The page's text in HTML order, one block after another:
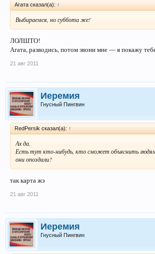
Агата сказал(а): ↑
Выбираемся, но суббота же!
ЛОЛШТО!
Агата, разводись, потом звони мне — я покажу
21 авг 2011
Иеремия
Гнусный Пингвин
RedPersik сказал(а): ↑
Ах да.
Есть тут кто-нибудь, кто сможет объяснить
они опоздали?
так карта жэ
21 авг 2011
Иеремия
Гнусный Пингвин